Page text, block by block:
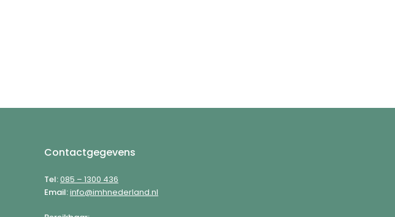
FooterContactgegevens
Tel:085 – 1300 436
Email:info@imhnederland.nl